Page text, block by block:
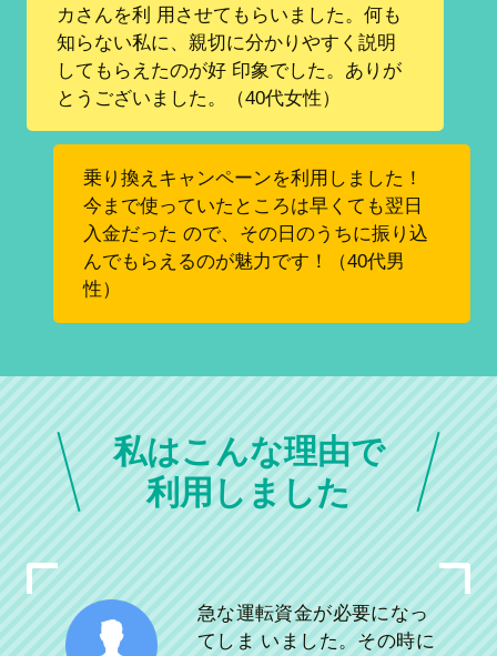
カさんを利 用させてもらいました。何も
知らない私に、親切に分かりやすく説明
してもらえたのが好 印象でした。ありが
とうございました。（40代女性）
乗り換えキャンペーンを利用しました！
今まで使っていたところは早くても翌日
入金だった ので、その日のうちに振り込
んでもらえるのが魅力です！（40代男
性）
私はこんな理由で
利用しました
急な運転資金が必要になっ
てしま いました。その時に